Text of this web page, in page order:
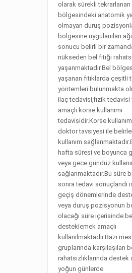
olarak sürekli tekrarlanan
bölgesindeki anatomik
olmayan duruş
bölgesine uygulanılan
sonucu belirli bir
nükseden bel fıtığı
yaşanmaktadır.Bel
yaşanan fıtıklarda çeşitli
yöntemleri bulunmakta
ilaç tedavisi,fizik tedavisi
amaçlı korse kullanımı
tedavisidir.Korse
doktor tavsiyesi ile
kullanım
hafta süresi ve boyunca
veya gece gündüz
sağlanmaktadır.Bu süre
sonra tedavi sonuçlandı
geçiş dönemlerinde
veya duruş pozisyonun
olacağı süre içerisinde
desteklemek amaçlı
kullanılmaktadır.Bazı
gruplarında karşılaşılan
rahatsızlıklarında destek
yoğun günlerde